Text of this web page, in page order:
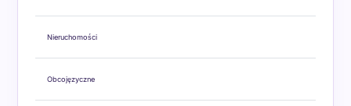
Nieruchomości
Obcojęzyczne